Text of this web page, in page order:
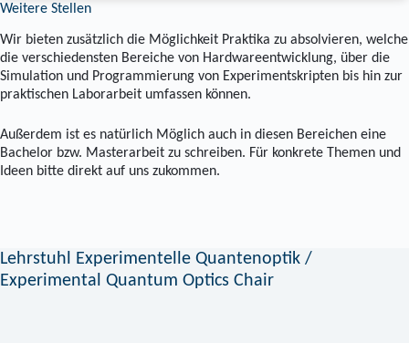
Weitere Stellen
Wir bieten zusätzlich die Möglichkeit Praktika zu absolvieren, welche
die verschiedensten Bereiche von Hardwareentwicklung, über die
Simulation und Programmierung von Experimentskripten bis hin zur
praktischen Laborarbeit umfassen können.
Außerdem ist es natürlich Möglich auch in diesen Bereichen eine
Bachelor bzw. Masterarbeit zu schreiben. Für konkrete Themen und
Ideen bitte direkt auf uns zukommen.
Lehrstuhl Experimentelle Quantenoptik /
Experimental Quantum Optics Chair